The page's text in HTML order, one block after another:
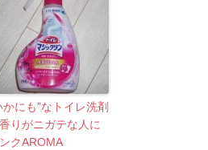
かにも”なトイレ洗剤
りがニガテな人に
クAROMA